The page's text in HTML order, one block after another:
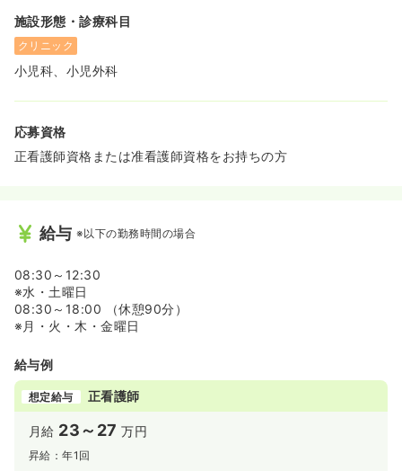
施設形態・診療科目
クリニック
小児科、小児外科
応募資格
正看護師資格または准看護師資格をお持ちの方
給与 ※以下の勤務時間の場合
08:30～12:30
※水・土曜日
08:30～18:00 （休憩90分）
※月・火・木・金曜日
給与例
想定給与 正看護師
月給 23～27 万円
昇給：年1回